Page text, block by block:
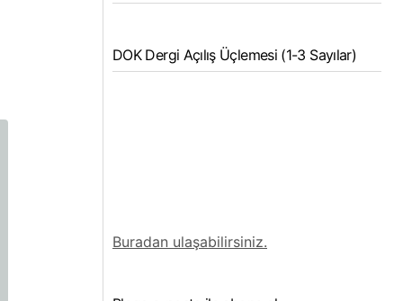
DOK Dergi Açılış Üçlemesi (1-3 Sayılar)
Buradan ulaşabilirsiniz.